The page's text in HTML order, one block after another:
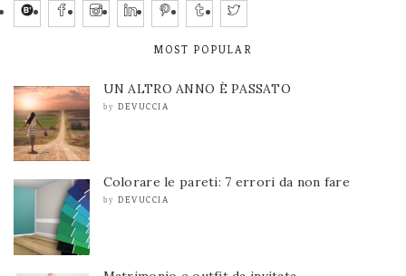
MOST POPULAR
UN ALTRO ANNO È PASSATO
by DEVUCCIA
Colorare le pareti: 7 errori da non fare
by DEVUCCIA